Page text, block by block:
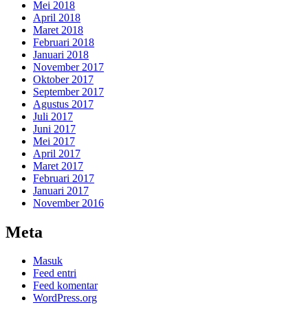
Mei 2018
April 2018
Maret 2018
Februari 2018
Januari 2018
November 2017
Oktober 2017
September 2017
Agustus 2017
Juli 2017
Juni 2017
Mei 2017
April 2017
Maret 2017
Februari 2017
Januari 2017
November 2016
Meta
Masuk
Feed entri
Feed komentar
WordPress.org